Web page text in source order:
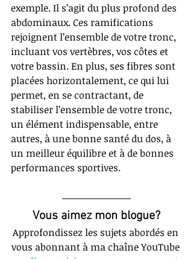
exemple. Il s’agit du plus profond des
abdominaux. Ces ramifications
rejoignent l’ensemble de votre tronc,
incluant vos vertèbres, vos côtes et
votre bassin. En plus, ses fibres sont
placées horizontalement, ce qui lui
permet, en se contractant, de
stabiliser l’ensemble de votre tronc,
un élément indispensable, entre
autres, à une bonne santé du dos, à
un meilleur équilibre et à de bonnes
performances sportives.
Vous aimez mon blogue?
Approfondissez les sujets abordés en
vous abonnant à ma chaîne YouTube